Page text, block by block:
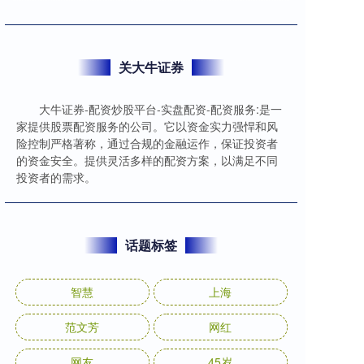
关大牛证券
大牛证券-配资炒股平台-实盘配资-配资服务:是一
家提供股票配资服务的公司。它以资金实力强悍和风
险控制严格著称，通过合规的金融运作，保证投资者
的资金安全。提供灵活多样的配资方案，以满足不同
投资者的需求。
话题标签
智慧 上海
范文芳 网红